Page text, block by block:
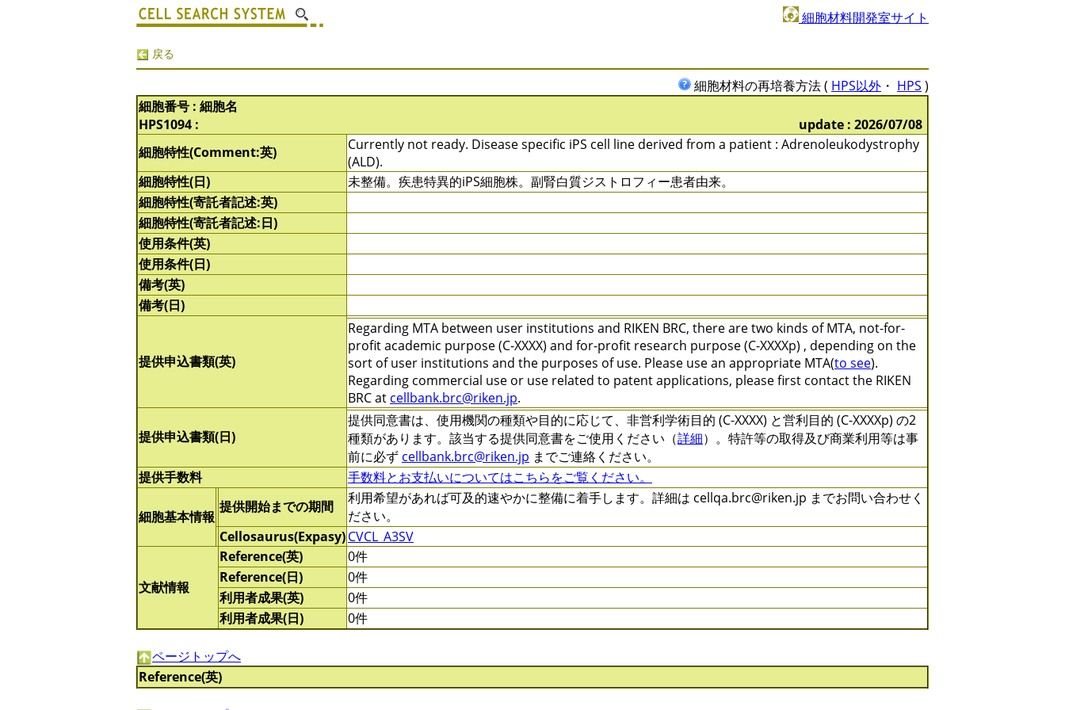
細胞材料開発室サイト
戻る
細胞材料の再培養方法 ( HPS以外 ・ HPS )
細胞番号 : 細胞名
HPS1094 :
update : 2026/07/08
細胞特性(Comment:英)
Currently not ready. Disease specific iPS cell line derived from a patient : Adrenoleukodystrophy
(ALD).
細胞特性(日)
未整備。疾患特異的iPS細胞株。副腎白質ジストロフィー患者由来。
細胞特性(寄託者記述:英)
細胞特性(寄託者記述:日)
使用条件(英)
使用条件(日)
備考(英)
備考(日)
提供申込書類(英)
Regarding MTA between user institutions and RIKEN BRC, there are two kinds of MTA, not-for-
profit academic purpose (C-XXXX) and for-profit research purpose (C-XXXXp) , depending on the
sort of user institutions and the purposes of use. Please use an appropriate MTA(to see).
Regarding commercial use or use related to patent applications, please first contact the RIKEN
BRC at cellbank.brc@riken.jp.
提供申込書類(日)
提供同意書は、使用機関の種類や目的に応じて、非営利学術目的 (C-XXXX) と営利目的 (C-XXXXp) の2
種類があります。該当する提供同意書をご使用ください（詳細）。特許等の取得及び商業利用等は事
前に必ず cellbank.brc@riken.jp までご連絡ください。
提供手数料
手数料とお支払いについてはこちらをご覧ください。
細胞基本情報
提供開始までの期間
利用希望があれば可及的速やかに整備に着手します。詳細は cellqa.brc@riken.jp までお問い合わせく
ださい。
Cellosaurus(Expasy)CVCL_A3SV
文献情報
Reference(英)
0件
Reference(日)
0件
利用者成果(英)
0件
利用者成果(日)
0件
ページトップへ
Reference(英)